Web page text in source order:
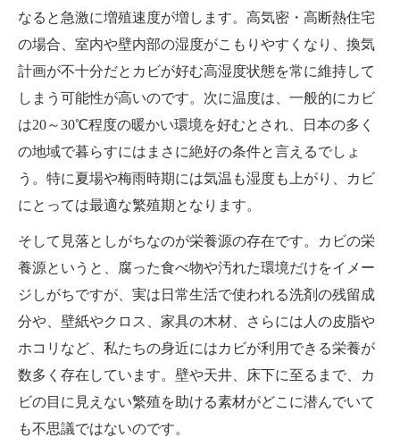
なると急激に増殖速度が増します。高気密・高断熱住宅
の場合、室内や壁内部の湿度がこもりやすくなり、換気
計画が不十分だとカビが好む高湿度状態を常に維持して
しまう可能性が高いのです。次に温度は、一般的にカビ
は20～30℃程度の暖かい環境を好むとされ、日本の多く
の地域で暮らすにはまさに絶好の条件と言えるでしょ
う。特に夏場や梅雨時期には気温も湿度も上がり、カビ
にとっては最適な繁殖期となります。
そして見落としがちなのが栄養源の存在です。カビの栄
養源というと、腐った食べ物や汚れた環境だけをイメー
ジしがちですが、実は日常生活で使われる洗剤の残留成
分や、壁紙やクロス、家具の木材、さらには人の皮脂や
ホコリなど、私たちの身近にはカビが利用できる栄養が
数多く存在しています。壁や天井、床下に至るまで、カ
ビの目に見えない繁殖を助ける素材がどこに潜んでいて
も不思議ではないのです。